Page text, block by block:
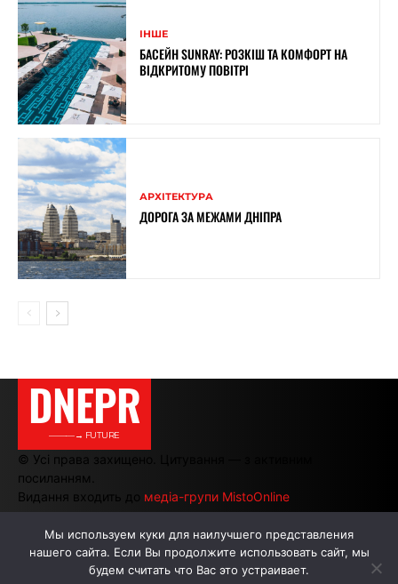
ІНШЕ
БАСЕЙН SUNRAY: РОЗКІШ ТА КОМФОРТ НА
ВІДКРИТОМУ ПОВІТРІ
АРХІТЕКТУРА
ДОРОГА ЗА МЕЖАМИ ДНІПРА
DNEPR
———→ FUTURE
© Усі права захищено. Цитування — з активним
посиланням.
Видання входить до медіа-групи MistoOnline
АВТОРИ РЕКЛАМА НА САЙТІ
Мы используем куки для наилучшего представления
нашего сайта. Если Вы продолжите использовать сайт, мы
будем считать что Вас это устраивает.